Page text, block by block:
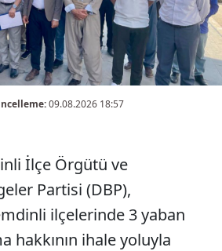
09.08.2026 18:57
İlçe Örgütü ve
Partisi (DBP),
ilçelerinde 3 yaban
hakkının ihale yoluyla